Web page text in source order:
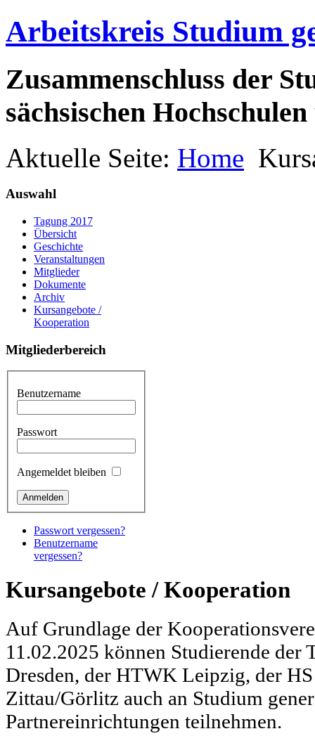
Arbeitskreis Studium
Zusammenschluss der
sächsischen
Aktuelle Seite: Home
Auswahl
Tagung 2017
Übersicht
Geschichte
Veranstaltungen
Mitglieder
Dokumente
Archiv
Kursangebote /
Kooperation
Mitgliederbereich
Benutzername
Passwort
Angemeldet bleiben
Passwort vergessen?
Benutzername
vergessen?
Kursangebote / Kooperation
Auf Grundlage der
11.02.2025 können Studierende der
Dresden, der HTWK Leipzig, der
Zittau/Görlitz auch an Studium
Partnereinrichtungen teilnehmen.